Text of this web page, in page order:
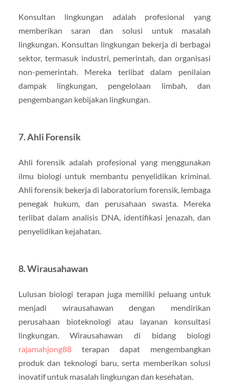
Konsultan lingkungan adalah profesional yang
memberikan saran dan solusi untuk masalah
lingkungan. Konsultan lingkungan bekerja di berbagai
sektor, termasuk industri, pemerintah, dan organisasi
non-pemerintah. Mereka terlibat dalam penilaian
dampak lingkungan, pengelolaan limbah, dan
pengembangan kebijakan lingkungan.
7. Ahli Forensik
Ahli forensik adalah profesional yang menggunakan
ilmu biologi untuk membantu penyelidikan kriminal.
Ahli forensik bekerja di laboratorium forensik, lembaga
penegak hukum, dan perusahaan swasta. Mereka
terlibat dalam analisis DNA, identifikasi jenazah, dan
penyelidikan kejahatan.
8. Wirausahawan
Lulusan biologi terapan juga memiliki peluang untuk
menjadi wirausahawan dengan mendirikan
perusahaan bioteknologi atau layanan konsultasi
lingkungan. Wirausahawan di bidang biologi
rajamahjong88terapan dapat mengembangkan
produk dan teknologi baru, serta memberikan solusi
inovatif untuk masalah lingkungan dan kesehatan.